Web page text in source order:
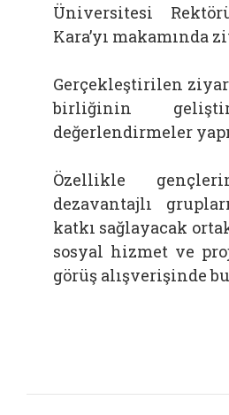
Üniversitesi
Kara’yı makamında
Gerçekleştirilen
birliğinin
değerlendirmeler
Özellikle
dezavantajlı
katkı sağlayacak
sosyal hizmet ve
görüş alışverişinde